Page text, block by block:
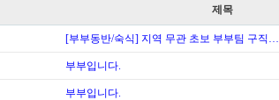
제목
[부부동반/숙식] 지역 무관 초보 부부팀 구직…
부부입니다.
부부입니다.